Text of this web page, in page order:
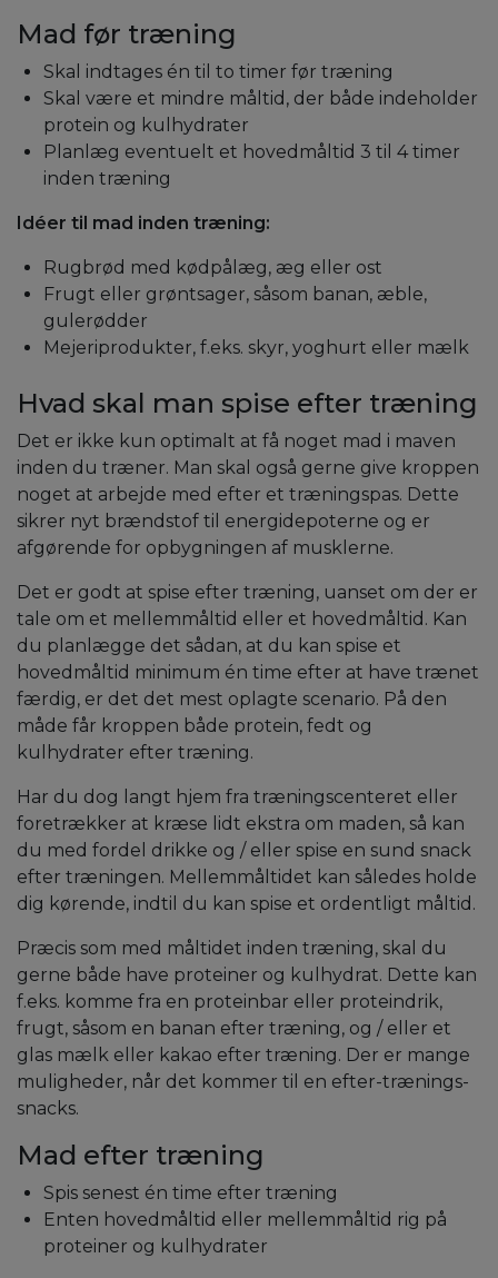
Mad før træning
Skal indtages én til to timer før træning
Skal være et mindre måltid, der både indeholder
protein og kulhydrater
Planlæg eventuelt et hovedmåltid 3 til 4 timer
inden træning
Idéer til mad inden træning:
Rugbrød med kødpålæg, æg eller ost
Frugt eller grøntsager, såsom banan, æble,
gulerødder
Mejeriprodukter, f.eks. skyr, yoghurt eller mælk
Hvad skal man spise efter træning
Det er ikke kun optimalt at få noget mad i maven
inden du træner. Man skal også gerne give kroppen
noget at arbejde med efter et træningspas. Dette
sikrer nyt brændstof til energidepoterne og er
afgørende for opbygningen af musklerne.
Det er godt at spise efter træning, uanset om der er
tale om et mellemmåltid eller et hovedmåltid. Kan
du planlægge det sådan, at du kan spise et
hovedmåltid minimum én time efter at have trænet
færdig, er det det mest oplagte scenario. På den
måde får kroppen både protein, fedt og
kulhydrater efter træning.
Har du dog langt hjem fra træningscenteret eller
foretrækker at kræse lidt ekstra om maden, så kan
du med fordel drikke og / eller spise en sund snack
efter træningen. Mellemmåltidet kan således holde
dig kørende, indtil du kan spise et ordentligt måltid.
Præcis som med måltidet inden træning, skal du
gerne både have proteiner og kulhydrat. Dette kan
f.eks. komme fra en proteinbar eller proteindrik,
frugt, såsom en banan efter træning, og / eller et
glas mælk eller kakao efter træning. Der er mange
muligheder, når det kommer til en efter-trænings-
snacks.
Mad efter træning
Spis senest én time efter træning
Enten hovedmåltid eller mellemmåltid rig på
proteiner og kulhydrater